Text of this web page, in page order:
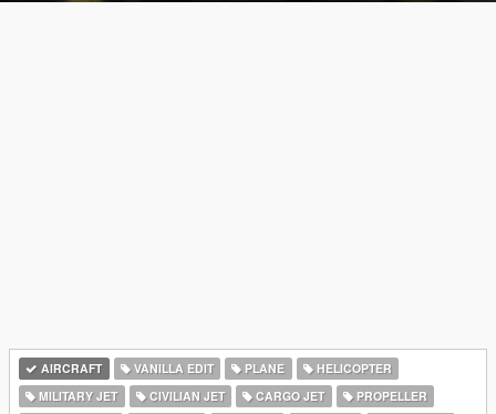
AIRCRAFT VANILLA EDIT PLANE
HELICOPTER
MILITARY JET
CIVILIAN JET CARGO JET
PROPELLER